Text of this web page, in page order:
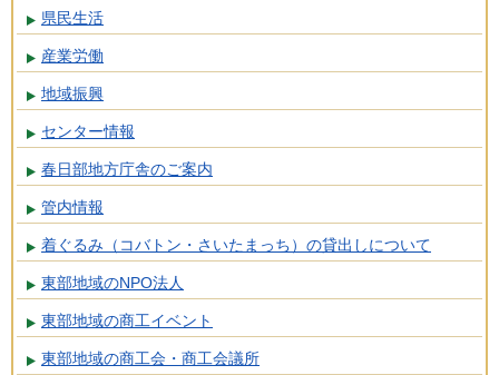
県民生活
産業労働
地域振興
センター情報
春日部地方庁舎のご案内
管内情報
着ぐるみ（コバトン・さいたまっち）の貸出しについて
東部地域のNPO法人
東部地域の商工イベント
東部地域の商工会・商工会議所